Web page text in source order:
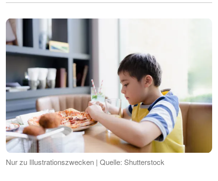
Nur zu Illustrationszwecken | Quelle: Shutterstock